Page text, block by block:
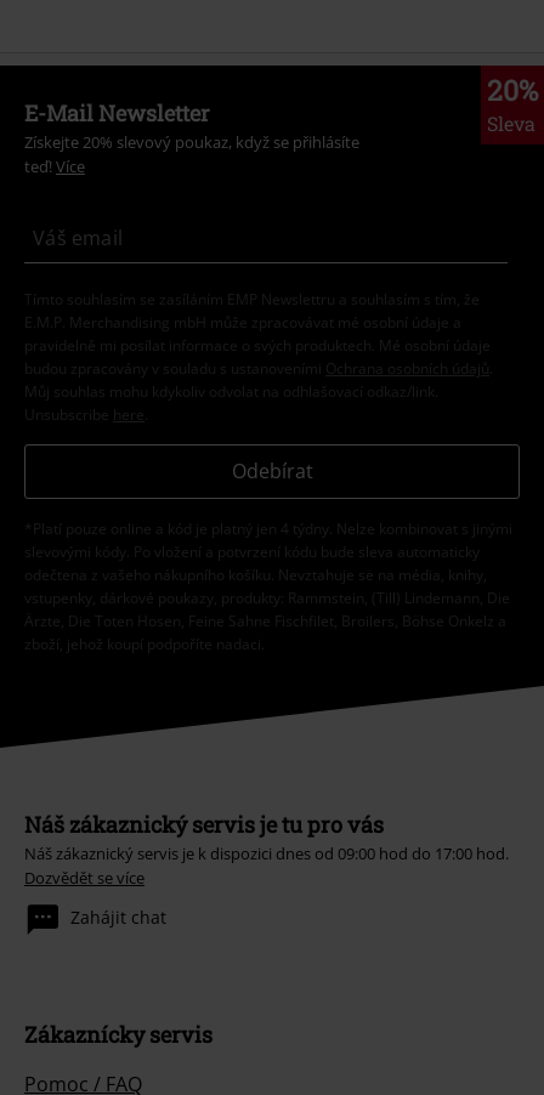
20%
Sleva
E-Mail Newsletter
Získejte 20% slevový poukaz, když se přihlásíte
teď! Více
Tímto souhlasím se zasíláním EMP Newslettru a souhlasím s tím, že
E.M.P. Merchandising mbH může zpracovávat mé osobní údaje a
pravidelně mi posílat informace o svých produktech. Mé osobní údaje
budou zpracovány v souladu s ustanoveními
Ochrana osobních údajů
Můj souhlas mohu kdykoliv odvolat na odhlašovací odkaz/link.
Unsubscribe here
Odebírat
*Platí pouze online a kód je platný jen 4 týdny. Nelze kombinovat s jinými
slevovými kódy. Po vložení a potvrzení kódu bude sleva automaticky
odečtena z vašeho nákupního košíku. Nevztahuje se na média, knihy,
vstupenky, dárkové poukazy, produkty: Rammstein, (Till) Lindemann, Die
Ärzte, Die Toten Hosen, Feine Sahne Fischfilet, Broilers, Böhse Onkelz a
zboží, jehož koupí podpoříte nadaci.
Náš zákaznický servis je tu pro vás
Náš zákaznický servis je k dispozici dnes od 09:00 hod do 17:00 hod.
Dozvědět se více
Zahájit chat
Zákaznícky servis
Pomoc / FAQ